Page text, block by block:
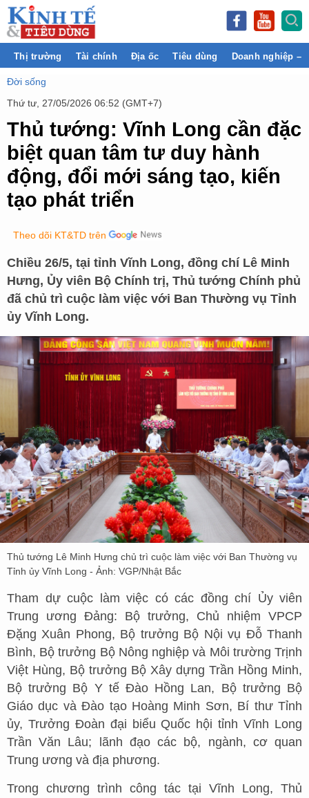
Thị trường Tài chính Địa ốc Tiêu dùng Doanh nghiệp –
Đời sống
Thứ tư, 27/05/2026 06:52 (GMT+7)
Thủ tướng: Vĩnh Long cần đặc
biệt quan tâm tư duy hành
động, đổi mới sáng tạo, kiến
tạo phát triển
Theo dõi KT&TD trên
Chiều 26/5, tại tỉnh Vĩnh Long, đồng chí Lê Minh
Hưng, Ủy viên Bộ Chính trị, Thủ tướng Chính phủ
đã chủ trì cuộc làm việc với Ban Thường vụ Tỉnh
ủy Vĩnh Long.
Thủ tướng Lê Minh Hưng chủ trì cuộc làm việc với Ban Thường vụ
Tỉnh ủy Vĩnh Long - Ảnh: VGP/Nhật Bắc
Tham dự cuộc làm việc có các đồng chí Ủy viên
Trung ương Đảng: Bộ trưởng, Chủ nhiệm VPCP
Đặng Xuân Phong, Bộ trưởng Bộ Nội vụ Đỗ Thanh
Bình, Bộ trưởng Bộ Nông nghiệp và Môi trường Trịnh
Việt Hùng, Bộ trưởng Bộ Xây dựng Trần Hồng Minh,
Bộ trưởng Bộ Y tế Đào Hồng Lan, Bộ trưởng Bộ
Giáo dục và Đào tạo Hoàng Minh Sơn, Bí thư Tỉnh
ủy, Trưởng Đoàn đại biểu Quốc hội tỉnh Vĩnh Long
Trần Văn Lâu; lãnh đạo các bộ, ngành, cơ quan
Trung ương và địa phương.
Trong chương trình công tác tại Vĩnh Long, Thủ